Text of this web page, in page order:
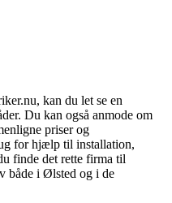
kan du let se en
Du kan også anmode om
priser og
for hjælp til installation,
finde det rette firma til
både i Ølsted og i de